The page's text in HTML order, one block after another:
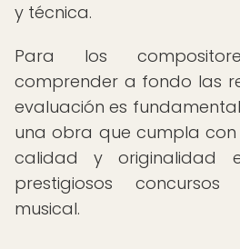
y técnica.
Para los
comprender a fondo las
evaluación es
una obra que cumpla
calidad y originalidad
prestigiosos
musical.